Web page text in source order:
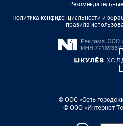
Политика конфиденциальности и
правила
© ООО «Сеть
© ООО «Интернет